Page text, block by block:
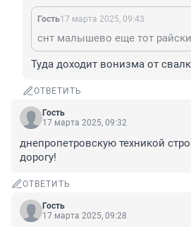
Гость17 марта 2025, 09:43
Туда доходит вонизма от
ОТВЕТИТЬ
Гость
17 марта 2025, 09:32
днепропетровскую техникой
дорогу!
ОТВЕТИТЬ
Гость
17 марта 2025, 09:28